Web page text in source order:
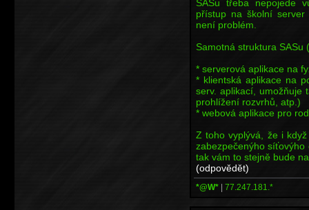
SASu třeba nepojede
přístup na školní
není problém.
Samotná struktura SASu
* serverová aplikace na
* klientská aplikace na
serv. aplikací, umožňuje
prohlížení rozvrhů, atp.)
* webová aplikace pro
Z toho vyplývá, že i
zabezpečenýho síťovýho
tak vám to stejně bude
(odpovědět)
*@W* | 77.247.181.*